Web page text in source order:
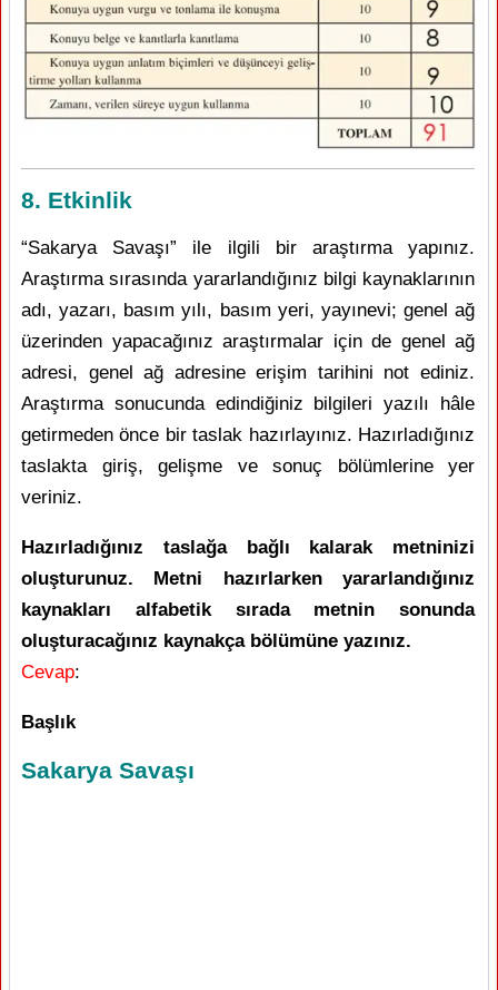
8. Etkinlik
“Sakarya Savaşı” ile ilgili bir araştırma yapınız.
Araştırma sırasında yararlandığınız bilgi kaynaklarının
adı, yazarı, basım yılı, basım yeri, yayınevi; genel ağ
üzerinden yapacağınız araştırmalar için de genel ağ
adresi, genel ağ adresine erişim tarihini not ediniz.
Araştırma sonucunda edindiğiniz bilgileri yazılı hâle
getirmeden önce bir taslak hazırlayınız. Hazırladığınız
taslakta giriş, gelişme ve sonuç bölümlerine yer
veriniz.
Hazırladığınız taslağa bağlı kalarak metninizi
oluşturunuz. Metni hazırlarken yararlandığınız
kaynakları alfabetik sırada metnin sonunda
oluşturacağınız kaynakça bölümüne yazınız.
Cevap:
Başlık
Sakarya Savaşı